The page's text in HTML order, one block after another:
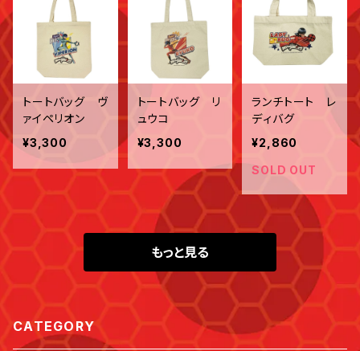
トートバッグ ヴ
ァイペリオン
¥3,300
トートバッグ リ
ュウコ
¥3,300
ランチトート レ
ディバグ
¥2,860
SOLD OUT
もっと見る
CATEGORY